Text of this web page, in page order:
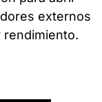
externos